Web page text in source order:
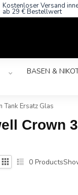
Kostenloser Versand
ab 29 € Bestellwert
BASEN &
Ersatz Glas
Crown
0 Products